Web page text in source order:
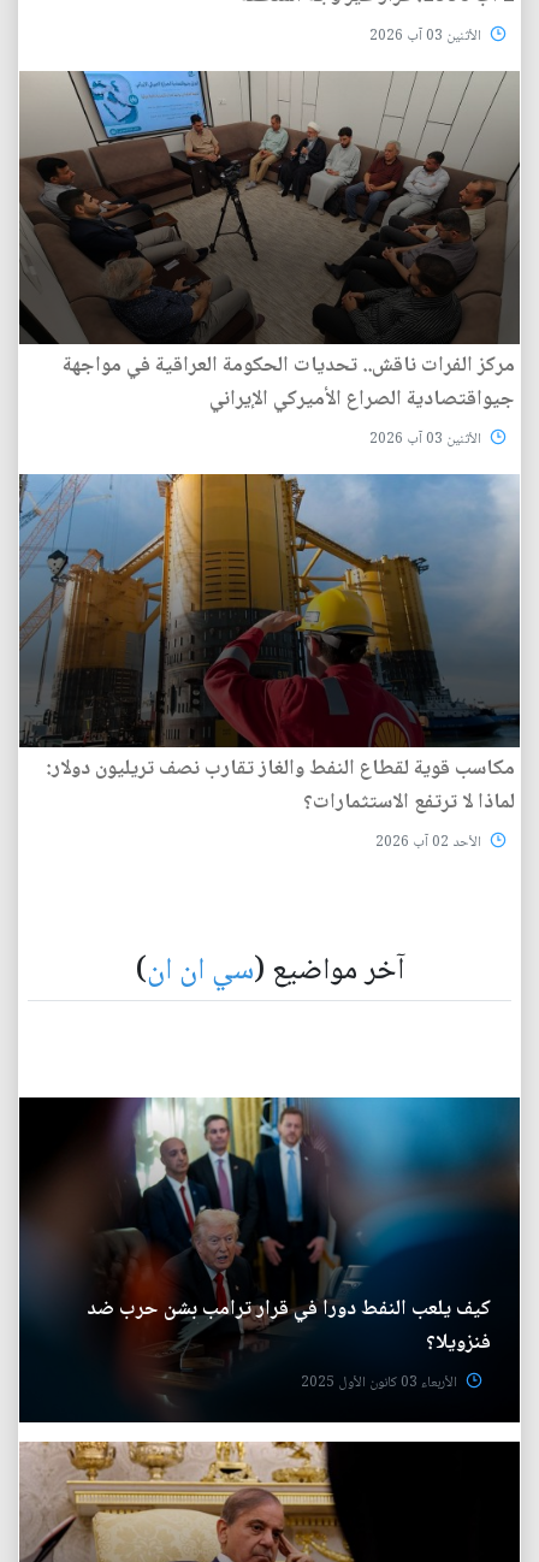
الأثنين 03 آب 2026
مركز الفرات ناقش.. تحديات الحكومة العراقية في مواجهة
جيواقتصادية الصراع الأميركي الإيراني
الأثنين 03 آب 2026
مكاسب قوية لقطاع النفط والغاز تقارب نصف تريليون دولار:
لماذا لا ترتفع الاستثمارات؟
الأحد 02 آب 2026
آخر مواضيع (سي ان ان)
كيف يلعب النفط دورا في قرار ترامب بشن حرب ضد
فنزويلا؟
الأربعاء 03 كانون الأول 2025